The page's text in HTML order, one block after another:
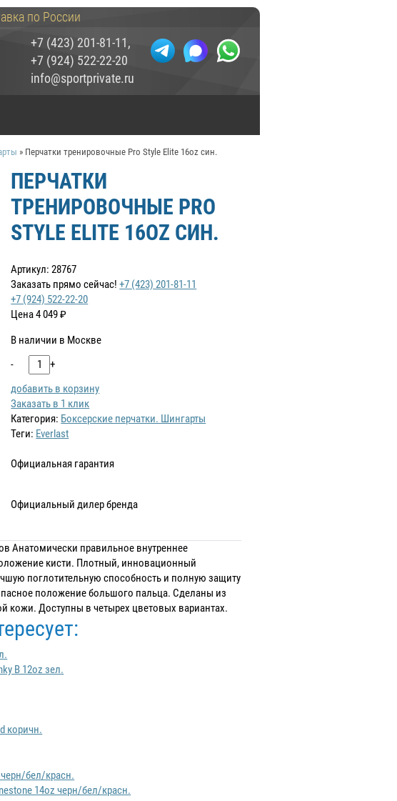
по России
+7 (423) 201-81-11,
+7 (924) 522-22-20
info@sportprivate.ru
» Перчатки тренировочные Pro Style Elite 16oz син.
ПЕРЧАТКИ
ТРЕНИРОВОЧНЫЕ PRO
STYLE ELITE 16OZ СИН.
Артикул: 28767
Заказать прямо сейчас! +7 (423) 201-81-11
+7 (924) 522-22-20
Цена4 049₽
В наличии в Москве
-
+
добавить в корзину
Заказать в 1 клик
Категория: Боксерские перчатки. Шингарты
Теги: Everlast
Официальная гарантия
Официальный дилер бренда
Анатомически правильное внутреннее
кисти. Плотный, инновационный
поглотительную способность и полную защиту
положение большого пальца. Сделаны из
кожи. Доступны в четырех цветовых вариантах.
B 12oz зел.
коричн.
14oz черн/бел/красн.